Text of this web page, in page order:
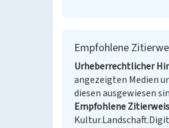
Empfohlene
Urheberrechtlicher
angezeigten Medien
diesen ausgewiesen
Empfohlene